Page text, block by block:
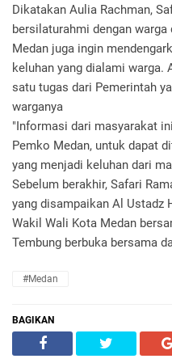
Dikatakan Aulia Rachman,
bersilaturahmi dengan
Medan juga ingin
keluhan yang dialami warga.
satu tugas dari Pemerintah
warganya
"Informasi dari masyarakat
Pemko Medan, untuk dapat
yang menjadi keluhan dari
Sebelum berakhir, Safari
yang disampaikan Al Ustadz
Wakil Wali Kota Medan
Tembung berbuka bersama
#Medan
BAGIKAN